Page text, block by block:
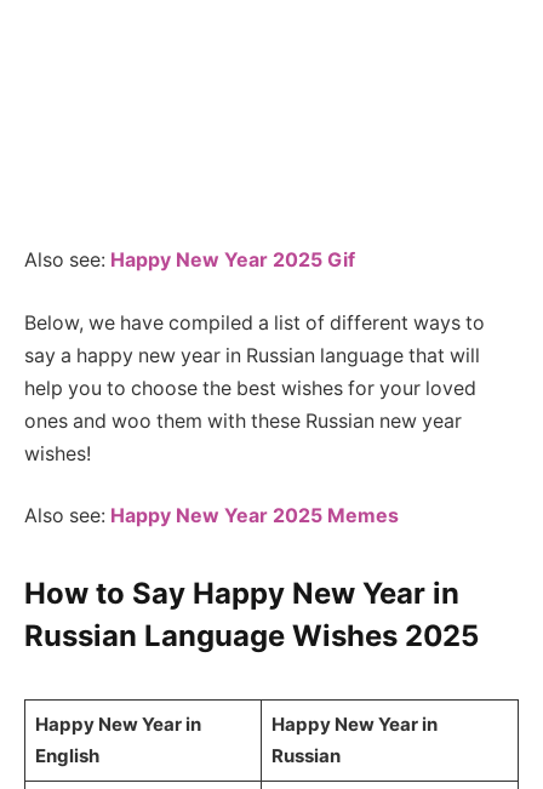
Also see: Happy New Year 2025 Gif
Below, we have compiled a list of different ways to
say a happy new year in Russian language that will
help you to choose the best wishes for your loved
ones and woo them with these Russian new year
wishes!
Also see: Happy New Year 2025 Memes
How to Say Happy New Year in
Russian Language Wishes 2025
Happy New Year in
English
Happy New Year in
Russian